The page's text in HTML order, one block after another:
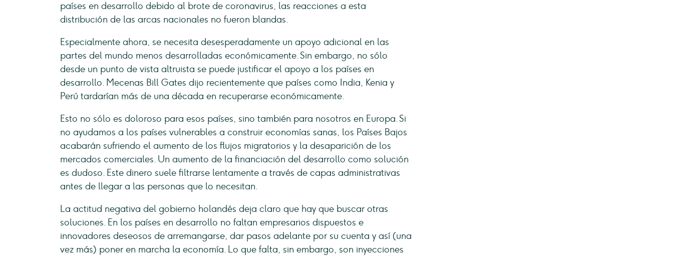
países en desarrollo debido al brote de coronavirus, las reacciones a esta
distribución de las arcas nacionales no fueron blandas.
Especialmente ahora, se necesita desesperadamente un apoyo adicional en las
partes del mundo menos desarrolladas económicamente. Sin embargo, no sólo
desde un punto de vista altruista se puede justificar el apoyo a los países en
desarrollo. Mecenas Bill Gates dijo recientemente que países como India, Kenia y
Perú tardarían más de una década en recuperarse económicamente.
Esto no sólo es doloroso para esos países, sino también para nosotros en Europa. Si
no ayudamos a los países vulnerables a construir economías sanas, los Países Bajos
acabarán sufriendo el aumento de los flujos migratorios y la desaparición de los
mercados comerciales. Un aumento de la financiación del desarrollo como solución
es dudoso. Este dinero suele filtrarse lentamente a través de capas administrativas
antes de llegar a las personas que lo necesitan.
La actitud negativa del gobierno holandés deja claro que hay que buscar otras
soluciones. En los países en desarrollo no faltan empresarios dispuestos e
innovadores deseosos de arremangarse, dar pasos adelante por su cuenta y así (una
vez más) poner en marcha la economía. Lo que falta, sin embargo, son inyecciones